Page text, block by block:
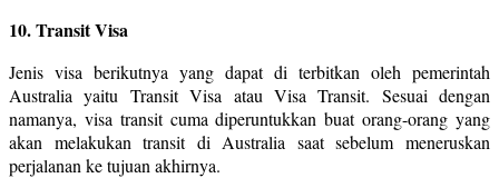
10. Transit Visa
Jenis visa berikutnya yang dapat di terbitkan oleh pemerintah
Australia yaitu Transit Visa atau Visa Transit. Sesuai dengan
namanya, visa transit cuma diperuntukkan buat orang-orang yang
akan melakukan transit di Australia saat sebelum meneruskan
perjalanan ke tujuan akhirnya.